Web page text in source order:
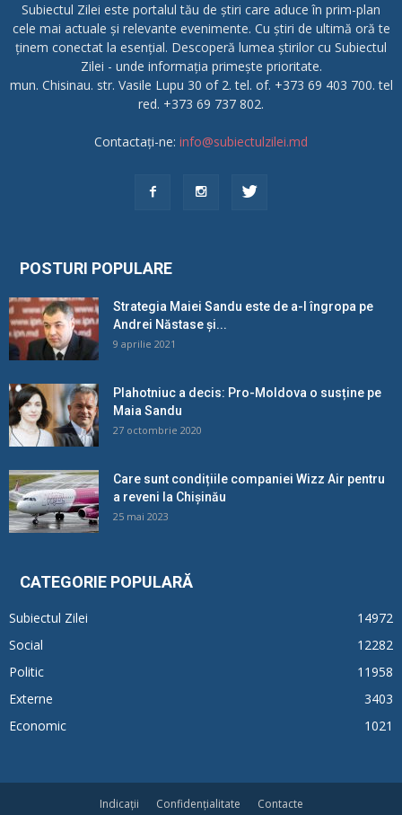
Subiectul Zilei este portalul tău de știri care aduce în prim-plan
cele mai actuale și relevante evenimente. Cu știri de ultimă oră te
ținem conectat la esențial. Descoperă lumea știrilor cu Subiectul
Zilei - unde informația primește prioritate.
mun. Chisinau. str. Vasile Lupu 30 of 2. tel. of. +373 69 403 700. tel
red. +373 69 737 802.
Contactați-ne: info@subiectulzilei.md
POSTURI POPULARE
Strategia Maiei Sandu este de a-l îngropa pe
Andrei Năstase și...
9 aprilie 2021
Plahotniuc a decis: Pro-Moldova o susține pe
Maia Sandu
27 octombrie 2020
Care sunt condițiile companiei Wizz Air pentru
a reveni la Chișinău
25 mai 2023
CATEGORIE POPULARĂ
Subiectul Zilei
14972
Social
12282
Politic
11958
Externe
3403
Economic
1021
Indicații Confidențialitate Contacte